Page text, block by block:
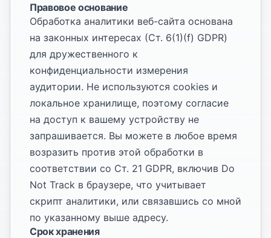
Правовое основание
Обработка аналитики веб-сайта основана
на законных интересах (Ст. 6(1)(f) GDPR)
для дружественного к
конфиденциальности измерения
аудитории. Не используются cookies и
локальное хранилище, поэтому согласие
на доступ к вашему устройству не
запрашивается. Вы можете в любое время
возразить против этой обработки в
соответствии со Ст. 21 GDPR, включив Do
Not Track в браузере, что учитывает
скрипт аналитики, или связавшись со мной
по указанному выше адресу.
Срок хранения